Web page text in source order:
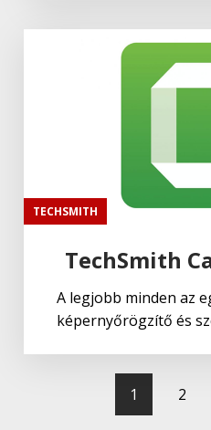
TECHSMITH
TechSmith
A legjobb minden az
képernyőrögzítő és
1 2